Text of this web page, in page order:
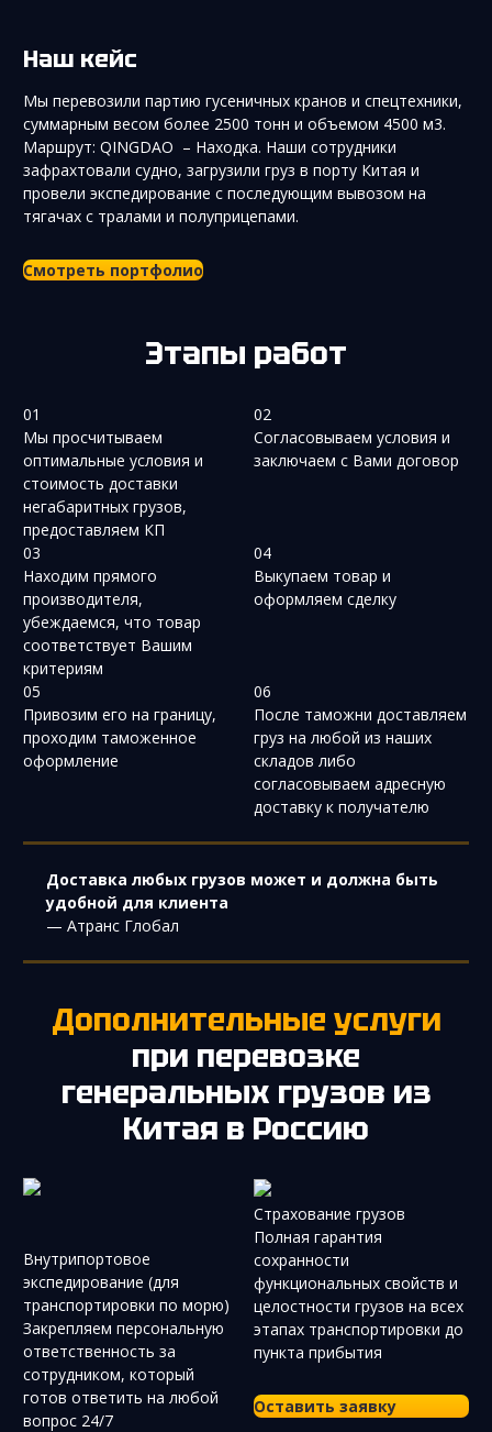
Наш кейс
Мы перевозили партию гусеничных кранов и спецтехники,
суммарным весом более 2500 тонн и объемом 4500 м3.
Маршрут: QINGDAO – Находка. Наши сотрудники
зафрахтовали судно, загрузили груз в порту Китая и
провели экспедирование с последующим вывозом на
тягачах с тралами и полуприцепами.
Смотреть портфолио
Этапы работ
01
Мы просчитываем
оптимальные условия и
стоимость доставки
негабаритных грузов,
предоставляем КП
02
Согласовываем условия и
заключаем с Вами договор
03
Находим прямого
производителя,
убеждаемся, что товар
соответствует Вашим
критериям
04
Выкупаем товар и
оформляем сделку
05
Привозим его на границу,
проходим таможенное
оформление
06
После таможни доставляем
груз на любой из наших
складов либо
согласовываем адресную
доставку к получателю
Доставка любых грузов может и должна быть
удобной для клиента
— Атранс Глобал
Дополнительные услуги
при перевозке
генеральных грузов из
Китая в Россию
Внутрипортовое
экспедирование (для
транспортировки по морю)
Закрепляем персональную
ответственность за
сотрудником, который
готов ответить на любой
вопрос 24/7
Страхование грузов
Полная гарантия
сохранности
функциональных свойств и
целостности грузов на всех
этапах транспортировки до
пункта прибытия
Оставить заявку